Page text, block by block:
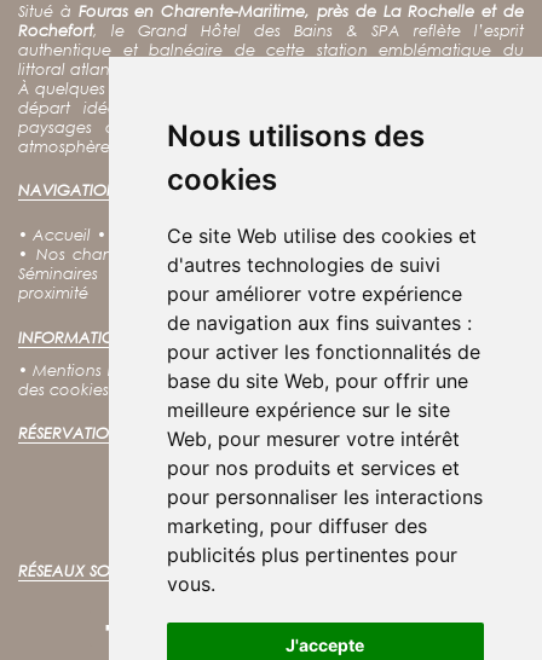
Nous utilisons des
cookies
Ce site Web utilise des cookies et
d'autres technologies de suivi
pour améliorer votre expérience
de navigation aux fins suivantes :
pour activer les fonctionnalités de
base du site Web, pour offrir une
meilleure expérience sur le site
Web, pour mesurer votre intérêt
pour nos produits et services et
pour personnaliser les interactions
marketing, pour diffuser des
publicités plus pertinentes pour
vous.
J'accepte
Situé à Fouras en Charente-Maritime, près de La Rochelle et de
Rochefort, le Grand Hôtel des Bains & SPA reflète l’esprit
authentique et balnéaire de cette station emblématique du
littoral atlantique.
À quelques pas de l’océan, notre hôtel spa constitue un point de
départ idéal pour
paysages de la côte charentaise, tout en profitant d’une
atmosphère calme et chaleureuse au cœur de Fouras.
NAVIGATION :
•Accueil • Nos offres•Notre charte RSE •Notre Spa•Nos Soins
• Nos chambres Nos coffrets cadeaux Découvrir Fouras
Séminaires
Groupes•Tarifs •Contact•Accès
proximité
INFORMATIONS LÉGALES :
•Mentions légales • Conditions générales d'utilisation
des cookies
Politique de confidentialité
RÉSERVATION EN LIGNE :
RÉSERVER VOTRE SÉJOUR
Meilleurs tarifs garantis !
RÉSEAUX SOCIAUX :